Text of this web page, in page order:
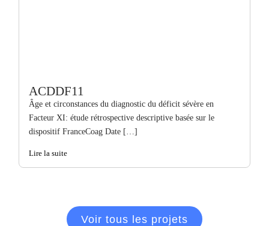
ACDDF11
Âge et circonstances du diagnostic du déficit sévère en
Facteur XI: étude rétrospective descriptive basée sur le
dispositif FranceCoag Date […]
Lire la suite
Voir tous les projets